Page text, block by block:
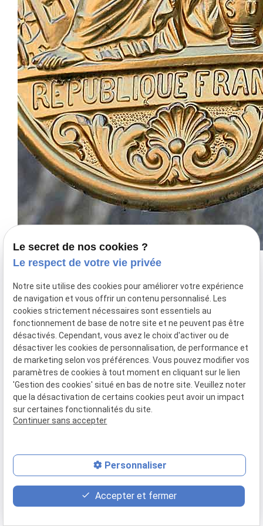
Contactez votre commissaire de justice
Vous êtes à la recherche d'un commissaire de
justice proche de Marseille 1 ou du 8e
arrondissement pour faire signifier un acte ? Vous
avez besoin de faire constater des malfaçons
survenues lors des travaux de votre maison du 8e
arrondissement ? Notre étude de commissaires de
Contactez-nous pour nous faire part de vos
votre demande avec diligence.
place
Plan d'accès
contact_page
Contact
phone
04 81 68 35 74
Le secret de nos cookies ?
Le respect de votre vie privée
Notre site utilise des cookies pour améliorer votre expérience
de navigation et vous offrir un contenu personnalisé. Les
cookies strictement nécessaires sont essentiels au
fonctionnement de base de notre site et ne peuvent pas être
désactivés. Cependant, vous avez le choix d'activer ou de
désactiver les cookies de personnalisation, de performance et
de marketing selon vos préférences. Vous pouvez modifier vos
paramètres de cookies à tout moment en cliquant sur le lien
'Gestion des cookies' situé en bas de notre site. Veuillez noter
que la désactivation de certains cookies peut avoir un impact
sur certaines fonctionnalités du site.
Continuer sans accepter
Personnaliser
Accepter et fermer